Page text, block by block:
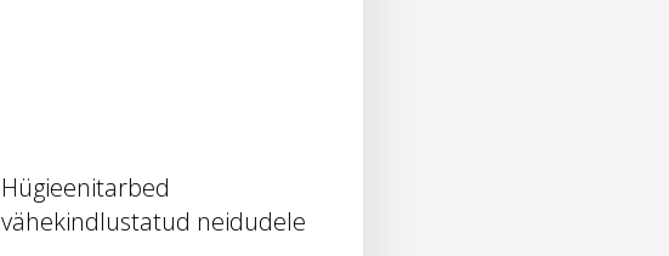
Hügieenitarbed
vähekindlustatud neidudele